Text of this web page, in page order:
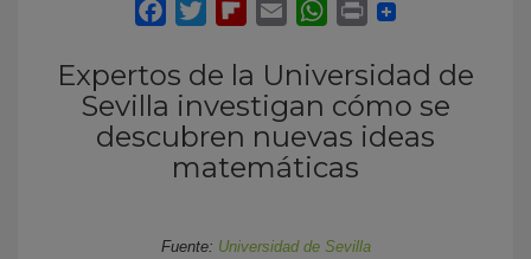
Expertos de la Universidad de
Sevilla investigan cómo se
descubren nuevas ideas
matemáticas
Fuente: Universidad de Sevilla